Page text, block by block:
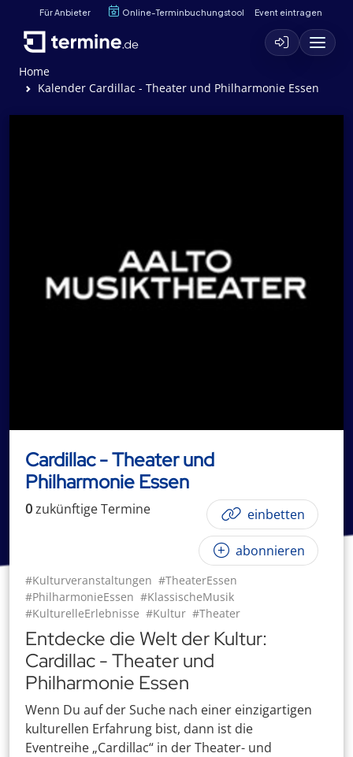
Für Anbieter Online-Terminbuchungstool Event eintragen
Home
Kalender Cardillac - Theater und Philharmonie Essen
Cardillac - Theater und
Philharmonie Essen
0zukünftigeTermine einbetten
abonnieren
#Kulturveranstaltungen #TheaterEssen
#PhilharmonieEssen #KlassischeMusik
#KulturelleErlebnisse #Kultur #Theater
Entdecke die Welt der Kultur:
Cardillac - Theater und
Philharmonie Essen
Wenn Du auf der Suche nach einer einzigartigen
kulturellen Erfahrung bist, dann ist die
Eventreihe „Cardillac“ in der Theater- und